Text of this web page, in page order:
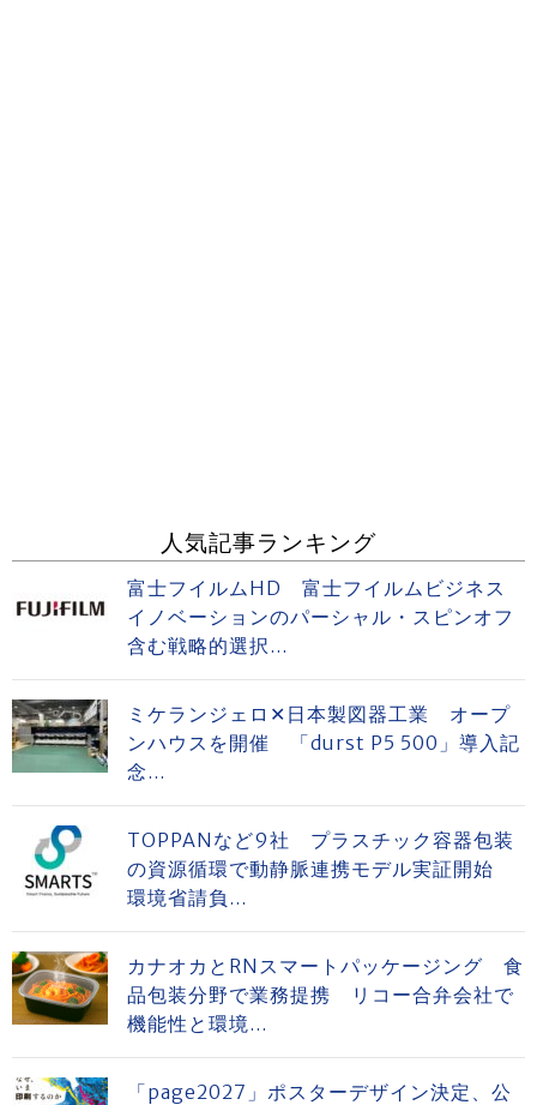
人気記事ランキング
富士フイルムHD 富士フイルムビジネス
イノベーションのパーシャル・スピンオフ
含む戦略的選択...
ミケランジェロ✕日本製図器工業 オープ
ンハウスを開催 「durst P5 500」導入記
念...
TOPPANなど9社 プラスチック容器包装
の資源循環で動静脈連携モデル実証開始
環境省請負...
カナオカとRNスマートパッケージング 食
品包装分野で業務提携 リコー合弁会社で
機能性と環境...
「page2027」ポスターデザイン決定、公